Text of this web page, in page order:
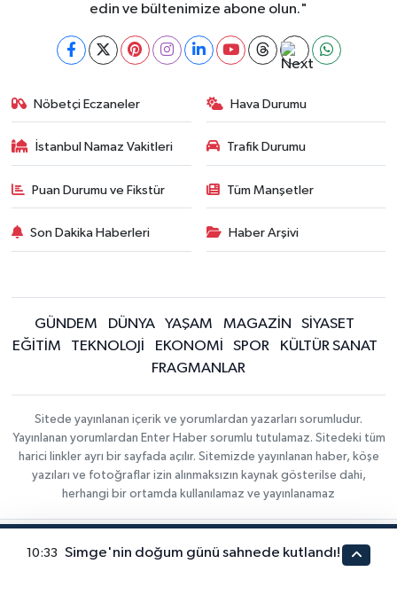
edin ve bültenimize abone olun."
Nöbetçi Eczaneler Hava Durumu
İstanbul Namaz Vakitleri Trafik Durumu
Puan Durumu ve Fikstür Tüm Manşetler
Son Dakika Haberleri Haber Arşivi
GÜNDEM DÜNYA YAŞAM MAGAZİN
SİYASET
EĞİTİM
TEKNOLOJİ EKONOMİ SPOR
KÜLTÜR SANAT
FRAGMANLAR
Sitede yayınlanan içerik ve yorumlardan yazarları sorumludur.
Yayınlanan yorumlardan Enter Haber sorumlu tutulamaz. Sitedeki tüm
harici linkler ayrı bir sayfada açılır. Sitemizde yayınlanan haber, köşe
yazıları ve fotoğraflar izin alınmaksızın kaynak gösterilse dahi,
herhangi bir ortamda kullanılamaz ve yayınlanamaz
ALTIN FİYATLARI
DÖVİZ KURLARI
Haber Yazılımı:
TE Bilişim|
10:33 Simge'nin doğum günü sahnede kutlandı!